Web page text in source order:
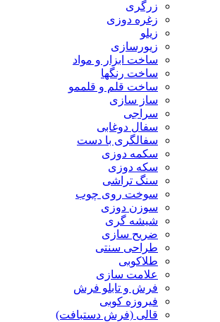
زرگری
زغره دوزی
زیلو
زیورسازی
ساخت ابزار و مواد
ساخت رنگها
ساخت قلم و قلممو
ساز سازی
سراجی
سفال دوغابی
سفالگری با دست
سکمه دوزی
سکه دوزی
سنگ تراشی
سوخت روی چوب
سوزن دوزی
شیشه گری
ضریح سازی
طراحی سنتی
طلاکوبی
علامت سازی
فرش و تابلو فرش
فیروزه کوبی
قالی (فرش دستبافت)